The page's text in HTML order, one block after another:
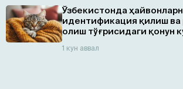
Ўзбекистонда
идентификация қилиш ва
олиш тўғрисидаги қонун
1 кун аввал